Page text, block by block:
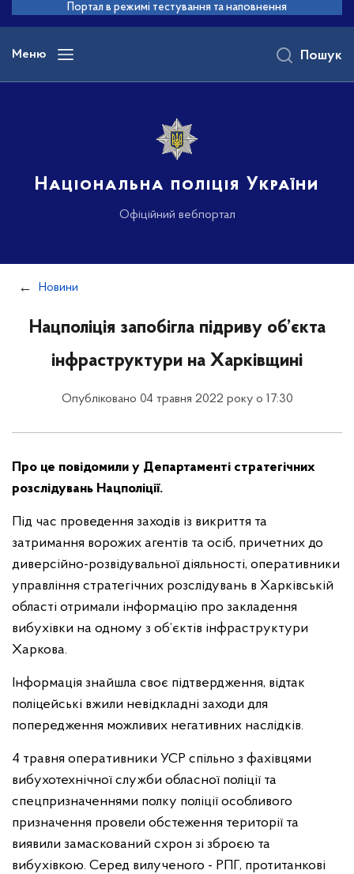
основного
вмісту
Портал в режимі тестування та наповнення
Меню
Національна поліція України
Офіційний вебпортал
Пошук
Новини
Нацполіція запобігла підриву об’єкта
інфраструктури на Харківщині
Опубліковано 04 травня 2022 року о 17:30
Про це повідомили у Департаменті стратегічних
розслідувань Нацполіції.
Під час проведення заходів із викриття та
затримання ворожих агентів та осіб, причетних до
диверсійно-розвідувальної діяльності, оперативники
управління стратегічних розслідувань в Харківській
області отримали інформацію про закладення
вибухівки на одному з об’єктів інфраструктури
Харкова.
Інформація знайшла своє підтвердження, відтак
поліцейські вжили невідкладні заходи для
попередження можливих негативних наслідків.
4 травня оперативники УСР спільно з фахівцями
вибухотехнічної служби обласної поліції та
спецпризначеннями полку поліції особливого
призначення провели обстеження території та
виявили замаскований схрон зі зброєю та
вибухівкою. Серед вилученого - РПГ, протитанкові